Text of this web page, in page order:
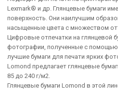
Lexmark® и др. Глянцевые бумаги
поверхность. Они наилучшим
насыщенные цвета с множеством
Цифровые отпечатки на глянцевой
фотографии, полученные с помощью
лучшие бумаги для печати ярких
Lomond предлагает глянцевые
85 до 240 г/м2.
Глянцевые бумаги Lomond в этой